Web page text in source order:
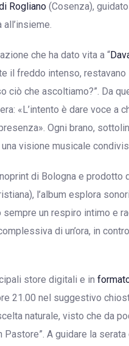
Rogliano (Cosenza),
che ha dato vita a “
il freddo intenso,
ciò che ascoltiamo?”. Da
«L’intento è dare voce a
Ogni brano,
visione musicale
di Bologna e prodotto
l’album esplora
un respiro intimo e
di un’ora, in
store digitali e in
21.00 nel suggestivo
naturale, visto che da
A guidare la